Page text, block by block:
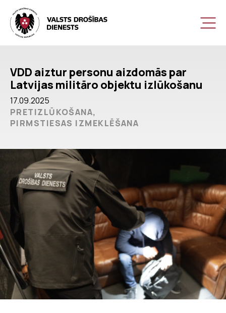
VDD aiztur personu aizdomās par
Latvijas militāro objektu izlūkošanu
17.09.2025
PRETIZLŪKOŠANA,
PIRMSTIESAS IZMEKLĒŠANA